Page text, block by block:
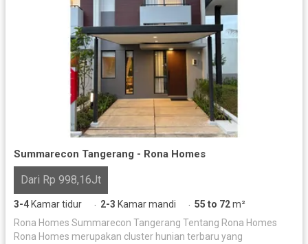
Summarecon Tangerang - Rona Homes
Dari Rp 998,16Jt
3-4 Kamar tidur · 2-3 Kamar mandi · 55 to 72m²
Rona Homes Summarecon Tangerang Tentang Rona Homes
Rona Homes merupakan cluster hunian terbaru yang